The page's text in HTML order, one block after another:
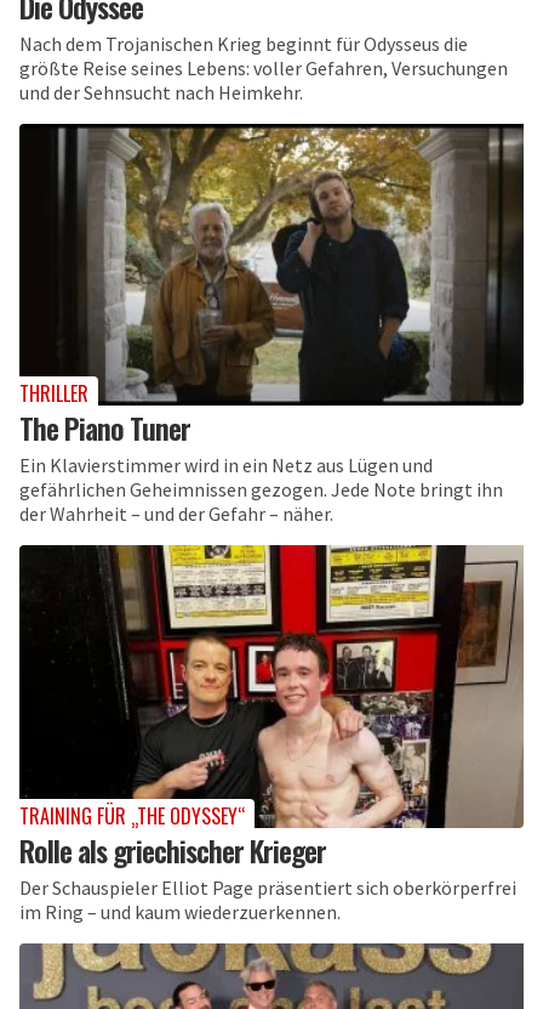
Nach dem Trojanischen Krieg beginnt für Odysseus die
größte Reise seines Lebens: voller Gefahren, Versuchungen
und der Sehnsucht nach Heimkehr.
THRILLER
The Piano Tuner
Ein Klavierstimmer wird in ein Netz aus Lügen und
gefährlichen Geheimnissen gezogen. Jede Note bringt ihn
der Wahrheit – und der Gefahr – näher.
TRAINING FÜR „THE ODYSSEY“
Rolle als griechischer Krieger
Der Schauspieler Elliot Page präsentiert sich oberkörperfrei
im Ring – und kaum wiederzuerkennen.